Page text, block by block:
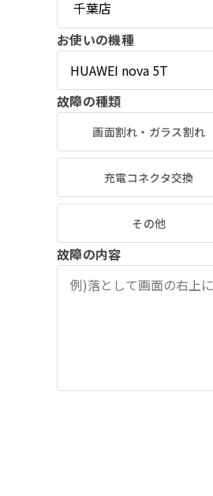
お使いの機種
故障の種類
画面割れ・ガラス割れ
充電コネクタ交換
その他
故障の内容